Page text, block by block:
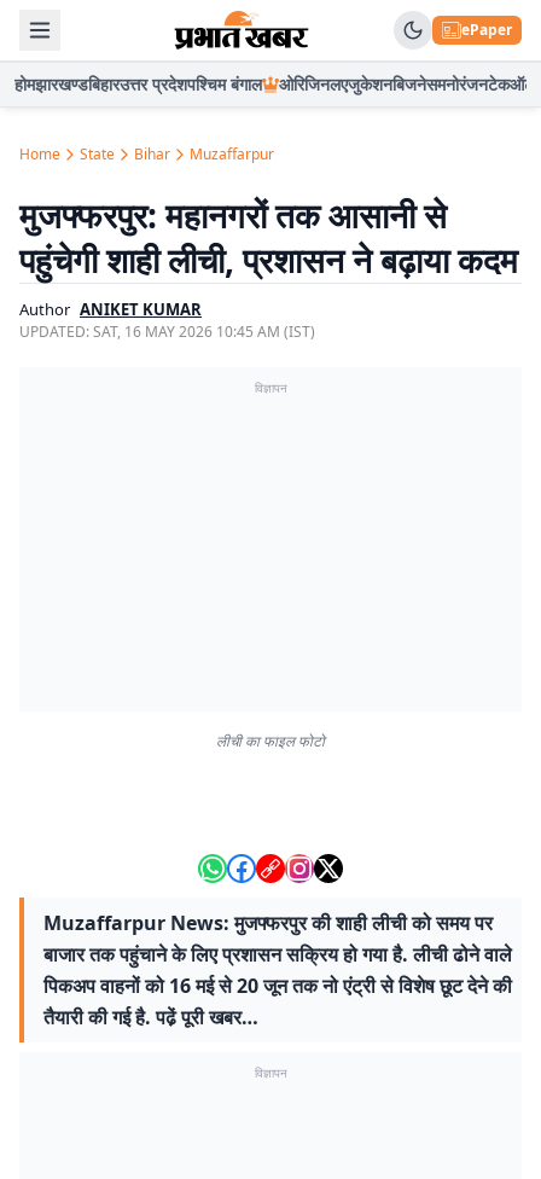
ePaper
होमझारखण्डबिहारउत्तर प्रदेशपश्चिम बंगाल ओरिजिनलएजुकेशनबिजनेसमनोरंजनटेकऑटो
Home State Bihar Muzaffarpur
मुजफ्फरपुर: महानगरों तक आसानी से
पहुंचेगी शाही लीची, प्रशासन ने बढ़ाया कदम
Author ANIKET KUMAR
UPDATED:SAT, 16 MAY 2026 10:45 AM (IST)
विज्ञापन
लीची का फाइल फोटो
Muzaffarpur News: मुजफ्फरपुर की शाही लीची को समय पर
बाजार तक पहुंचाने के लिए प्रशासन सक्रिय हो गया है. लीची ढोने वाले
पिकअप वाहनों को 16 मई से 20 जून तक नो एंट्री से विशेष छूट देने की
तैयारी की गई है. पढे़ं पूरी खबर…
विज्ञापन